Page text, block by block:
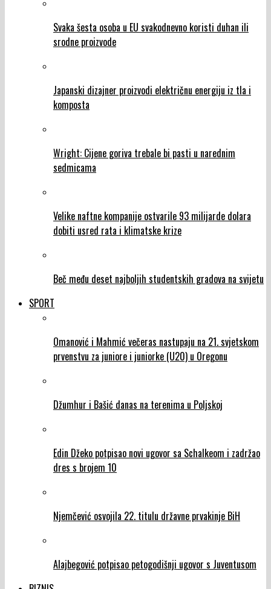
Svaka šesta osoba u EU svakodnevno koristi duhan ili
srodne proizvode
Japanski dizajner proizvodi električnu energiju iz tla i
komposta
Wright: Cijene goriva trebale bi pasti u narednim
sedmicama
Velike naftne kompanije ostvarile 93 milijarde dolara
dobiti usred rata i klimatske krize
Beč među deset najboljih studentskih gradova na svijetu
SPORT
Omanović i Mahmić večeras nastupaju na 21. svjetskom
prvenstvu za juniore i juniorke (U20) u Oregonu
Džumhur i Bašić danas na terenima u Poljskoj
Edin Džeko potpisao novi ugovor sa Schalkeom i zadržao
dres s brojem 10
Njemčević osvojila 22. titulu državne prvakinje BiH
Alajbegović potpisao petogodišnji ugovor s Juventusom